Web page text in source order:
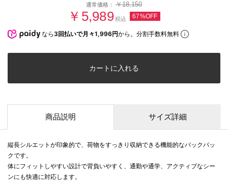
通常価格： ￥18,150
￥5,989税込 67%OFF
なら 3回払いで月々1,996円から。分割手数料無料
カートに入れる
商品説明 サイズ詳細
縦長シルエットが印象的で、荷物をすっきり収納できる機能的なバックパッ
クです。
体にフィットしやすい設計で背負いやすく、通勤や通学、アクティブなシー
ンにも快適に対応します。